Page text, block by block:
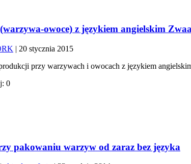
owoce) z językiem angielskim
| 20 stycznia 2015
przy warzywach i owocach z językiem
0
pakowaniu warzyw od zaraz bez języka